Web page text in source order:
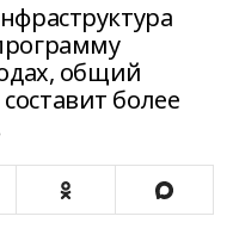
общий
более